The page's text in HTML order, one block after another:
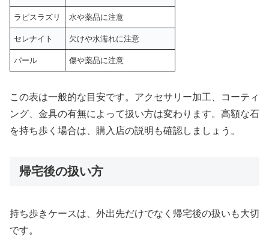
ラピスラズリ 水や薬品に注意
セレナイト 欠けや水濡れに注意
パール 傷や薬品に注意
この表は一般的な目安です。アクセサリー加工、コーティ
ング、金具の有無によって扱い方は変わります。高額な石
を持ち歩く場合は、購入店の説明も確認しましょう。
帰宅後の扱い方
持ち歩きケースは、外出先だけでなく帰宅後の扱いも大切
です。